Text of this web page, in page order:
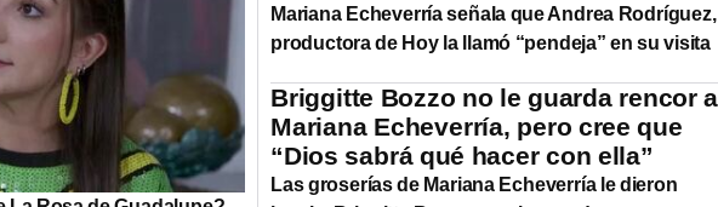
Mariana Echeverría señala que Andrea Rodríguez,
productora de Hoy la llamó “pendeja” en su visita
Briggitte Bozzo no le guarda rencor a
Mariana Echeverría, pero cree que
“Dios sabrá qué hacer con ella”
Las groserías de Mariana Echeverría le dieron